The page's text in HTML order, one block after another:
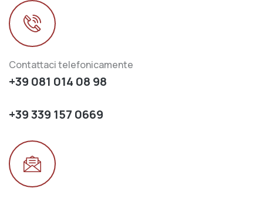
Contattaci telefonicamente
+39 081 014 08 98
+39 339 157 0669